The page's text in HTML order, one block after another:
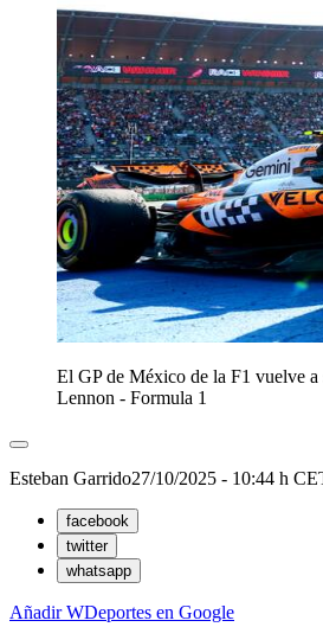
El GP de México de la F1 vuelve a
Lennon - Formula 1
Esteban Garrido27/10/2025 - 10:44 h
facebook
twitter
whatsapp
Añadir WDeportes en Google